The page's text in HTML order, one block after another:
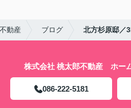
動産 ブログ 北方杉原邸／
株式会社 桃太郎不動産 ホー
086-222-5181